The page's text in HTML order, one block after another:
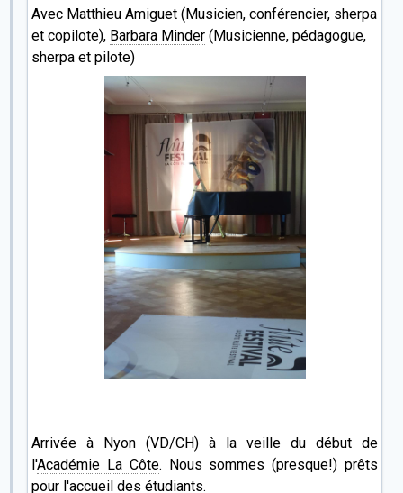
Avec Matthieu Amiguet (Musicien, conférencier, sherpa
et copilote), Barbara Minder (Musicienne, pédagogue,
sherpa et pilote)
Arrivée à Nyon (VD/CH) à la veille du début de
l'Académie La Côte. Nous sommes (presque!) prêts
pour l'accueil des étudiants.